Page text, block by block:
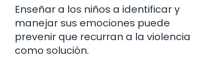
Enseñar a los niños a identificar y
manejar sus emociones puede
prevenir que recurran a la violencia
como solución.